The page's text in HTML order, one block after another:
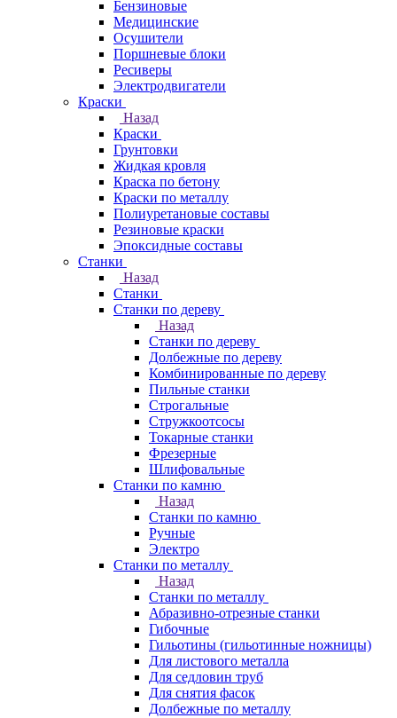
Бензиновые
Медицинские
Осушители
Поршневые блоки
Ресиверы
Электродвигатели
Краски
Назад
Краски
Грунтовки
Жидкая кровля
Краска по бетону
Краски по металлу
Полиуретановые составы
Резиновые краски
Эпоксидные составы
Станки
Назад
Станки
Станки по дереву
Назад
Станки по дереву
Долбежные по дереву
Комбинированные по дереву
Пильные станки
Строгальные
Стружкоотсосы
Токарные станки
Фрезерные
Шлифовальные
Станки по камню
Назад
Станки по камню
Ручные
Электро
Станки по металлу
Назад
Станки по металлу
Абразивно-отрезные станки
Гибочные
Гильотины (гильотинные ножницы)
Для листового металла
Для седловин труб
Для снятия фасок
Долбежные по металлу